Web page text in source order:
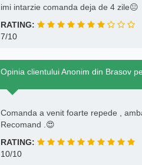
imi intarzie comanda deja de 4 zile😐
RATING:
7/10
Opinia clientului Anonim din Brasov
Comanda a venit foarte repede ,
Recomand .😍
RATING:
10/10